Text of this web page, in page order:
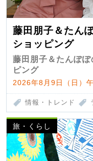
藤田朋子＆たん
ショッピング
藤田朋子＆たんぽ
ピング
2026年8月9日（日）
情報・トレンド
旅・くらし